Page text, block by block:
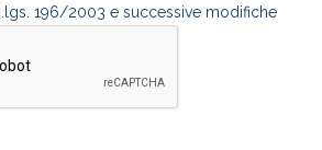
196/2003 e successive modifiche